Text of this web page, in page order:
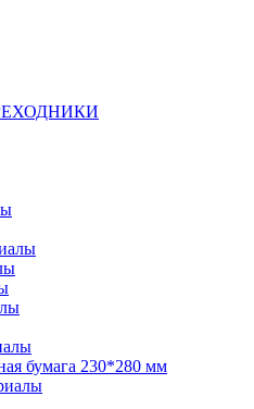
бумага 230*280 мм